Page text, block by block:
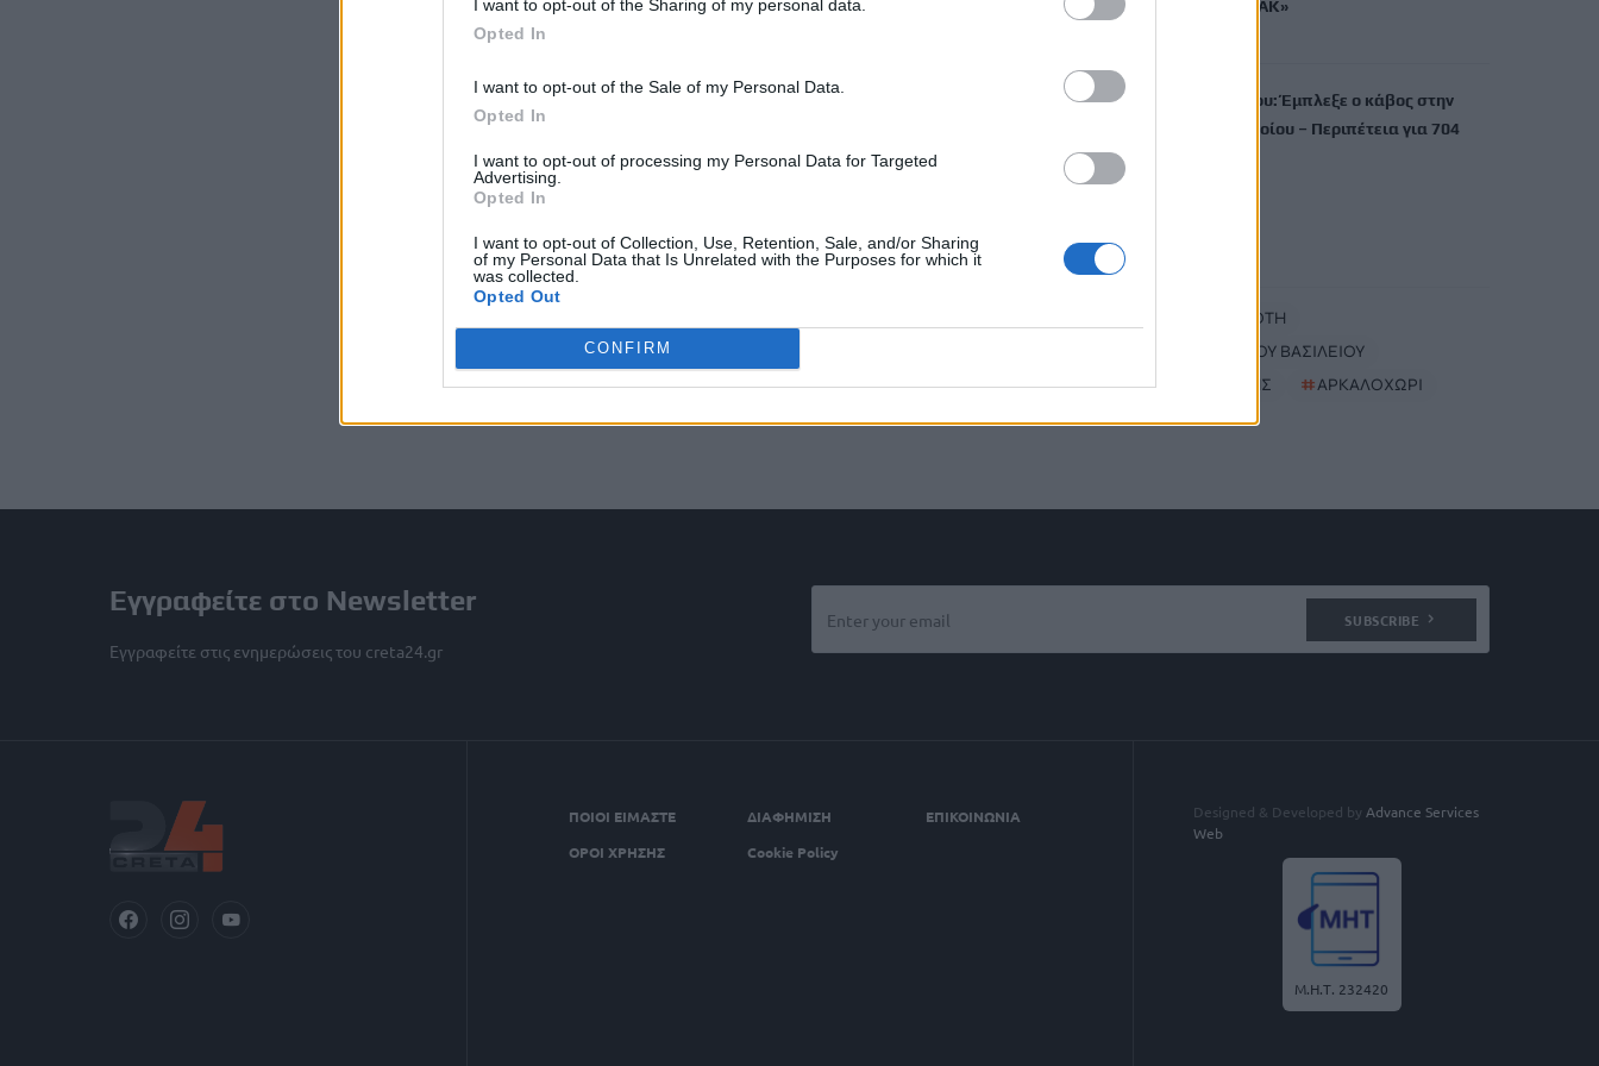
I want to opt-out of the Sharing of my personal data.
Opted In
I want to opt-out of the Sale of my Personal Data.
Opted In
I want to opt-out of processing my Personal Data for Targeted
Advertising.
Opted In
I want to opt-out of Collection, Use, Retention, Sale, and/or Sharing
of my Personal Data that Is Unrelated with the Purposes for which it
was collected.
Opted Out
CONFIRM
το μήκος του ΒΟΑΚ»
Λιμάνι Ηρακλείου: Έμπλεξε ο κάβος στην
προπέλα του πλοίου – Περιπέτεια για 704
ΚΑΡΤΑ ΑΓΡΟΤΗ
ΔΗΜΟΣ ΑΓΙΟΥ ΒΑΣΙΛΕΙΟΥ
#
ΚΑΤΑΨΥΚΤΗΣ #ΑΡΚΑΛΟΧΩΡΙ
Εγγραφείτε στο Newsletter
Εγγραφείτε στις ενημερώσεις του creta24.gr
SUBSCRIBE
ΠΟΙΟΙ ΕΙΜΑΣΤΕ ΔΙΑΦΗΜΙΣΗ
ΕΠΙΚΟΙΝΩΝΙΑ
ΟΡΟΙ ΧΡΗΣΗΣ
Cookie Policy
Designed & Developed by Advance Services
Web
Μ.Η.Τ. 232420